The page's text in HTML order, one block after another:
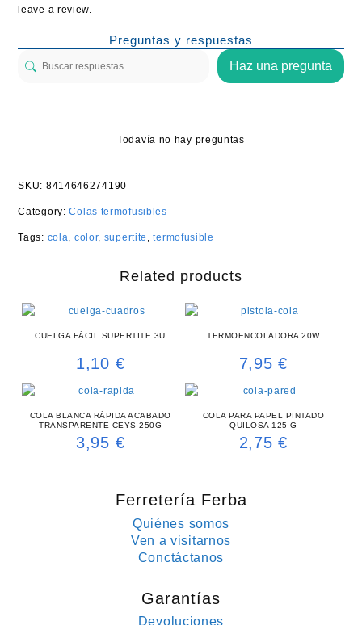
leave a review.
Preguntas y respuestas
Haz una pregunta
Todavía no hay preguntas
SKU: 8414646274190
Category:Colas termofusibles
Tags: cola, color, supertite ,termofusible
Related products
CUELGA FÁCIL SUPERTITE 3U
1,10 €
TERMOENCOLADORA 20W
7,95€
COLA BLANCA RÁPIDA ACABADO
TRANSPARENTE CEYS 250G
3,95 €
COLA PARA PAPEL PINTADO
QUILOSA 125 G
2,75€
Ferretería Ferba
Quiénes somos
Ven a visitarnos
Conctáctanos
Garantías
Devoluciones